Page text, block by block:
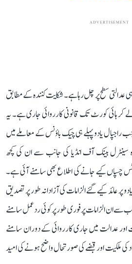
ADVERTISEMENT
عدالتی سطح پر چل رہا ہے۔ شکایت کنندہ کے مطابق
کر ہائی کورٹ تک قانونی کارروائی جاری ہے۔ یہ
راجپال یادو پہلے ہی چیک باؤنس کے معاملے میں
بینک آف انڈیا کی جانب سے ان کی کچھ
چسپاں کیے جانے کی اطلاع بھی سامنے آئی ہے۔
پر عائد کیے گئے الزامات کی آزادانہ طور پر تصدیق
سے ان الزامات پر فوری طور پر کوئی ردعمل سامنے
اور عدالت میں جاری کارروائی کے دوران سامنے
ملکیت اور قبضے کی صورتحال واضح ہونے کی امید